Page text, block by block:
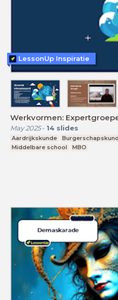
Werkvormen:
May 2025- 14 slides
Aardrijkskunde
Middelbare school
MBO
LessonUp Inspiratie